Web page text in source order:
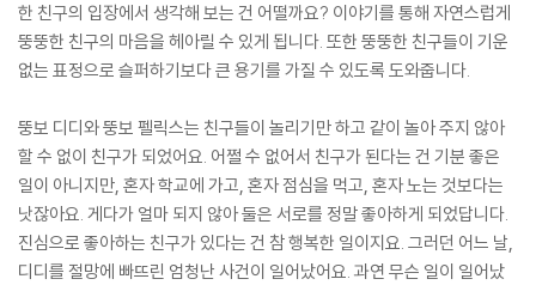
한 친구의 입장에서 생각해 보는 건 어떨까요? 이야기를 통해 자연스럽게
뚱뚱한 친구의 마음을 헤아릴 수 있게 됩니다. 또한 뚱뚱한 친구들이 기운
없는 표정으로 슬퍼하기보다 큰 용기를 가질 수 있도록 도와줍니다.
뚱보 디디와 뚱보 펠릭스는 친구들이 놀리기만 하고 같이 놀아 주지 않아
할 수 없이 친구가 되었어요. 어쩔 수 없어서 친구가 된다는 건 기분 좋은
일이 아니지만, 혼자 학교에 가고, 혼자 점심을 먹고, 혼자 노는 것보다는
낫잖아요. 게다가 얼마 되지 않아 둘은 서로를 정말 좋아하게 되었답니다.
진심으로 좋아하는 친구가 있다는 건 참 행복한 일이지요. 그러던 어느 날,
디디를 절망에 빠뜨린 엄청난 사건이 일어났어요. 과연 무슨 일이 일어났